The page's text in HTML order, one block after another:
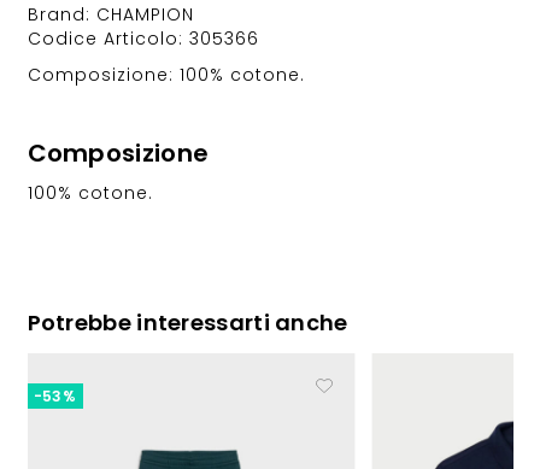
Brand: CHAMPION
Codice Articolo: 305366
Composizione: 100% cotone.
Composizione
100% cotone.
Potrebbe interessarti anche
-53%